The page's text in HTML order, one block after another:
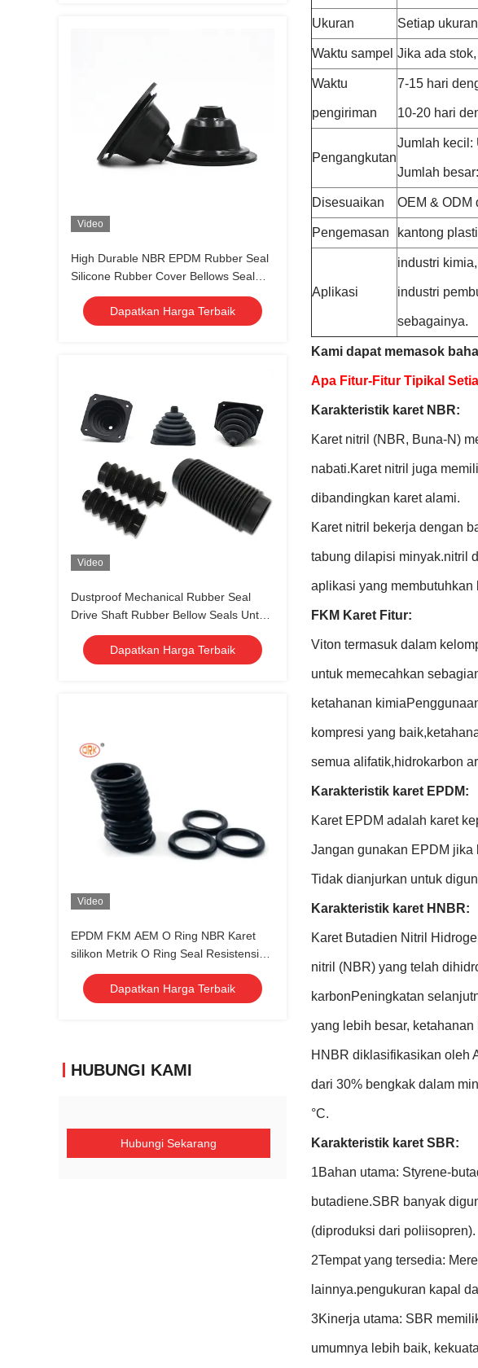
Video
High Durable NBR EPDM Rubber Seal
Silicone Rubber Cover Bellows Seal
Mekanis
Dapatkan Harga Terbaik
Video
Dustproof Mechanical Rubber Seal
Drive Shaft Rubber Bellow Seals Untuk
Custom
Dapatkan Harga Terbaik
Video
EPDM FKM AEM O Ring NBR Karet
silikon Metrik O Ring Seal Resistensi
kimia
Dapatkan Harga Terbaik
HUBUNGI KAMI
Hubungi Sekarang
Ukuran Setiap
Waktu sampel Jika ada
Waktu
pengiriman
7-15 hari
10-20 hari
Pengangkutan
Jumlah kecil:
Jumlah
Disesuaikan OEM & ODM
Pengemasan kantong
Aplikasi
industri
industri
sebagainya.
Kami dapat memasok
Apa Fitur-Fitur Tipikal
Karakteristik karet NBR:
Karet nitril (NBR, Buna-N)
nabati.Karet nitril juga
dibandingkan karet alami.
Karet nitril bekerja dengan
tabung dilapisi minyak.nitril
aplikasi yang membutuhkan
FKM Karet Fitur:
Viton termasuk dalam
untuk memecahkan
ketahanan
kompresi yang
semua alifatik,hidrokarbon
Karakteristik karet EPDM:
Karet EPDM adalah karet
Jangan gunakan EPDM jika
Tidak dianjurkan untuk
Karakteristik karet HNBR:
Karet Butadien Nitril
nitril (NBR) yang telah
karbonPeningkatan
yang lebih besar,
HNBR diklasifikasikan oleh
dari 30% bengkak dalam
°C.
Karakteristik karet SBR:
1Bahan utama: Styrene-
butadiene.SBR banyak
(diproduksi dari poliisopren).
2Tempat yang tersedia:
lainnya.pengukuran kapal
3Kinerja utama: SBR
umumnya lebih baik,